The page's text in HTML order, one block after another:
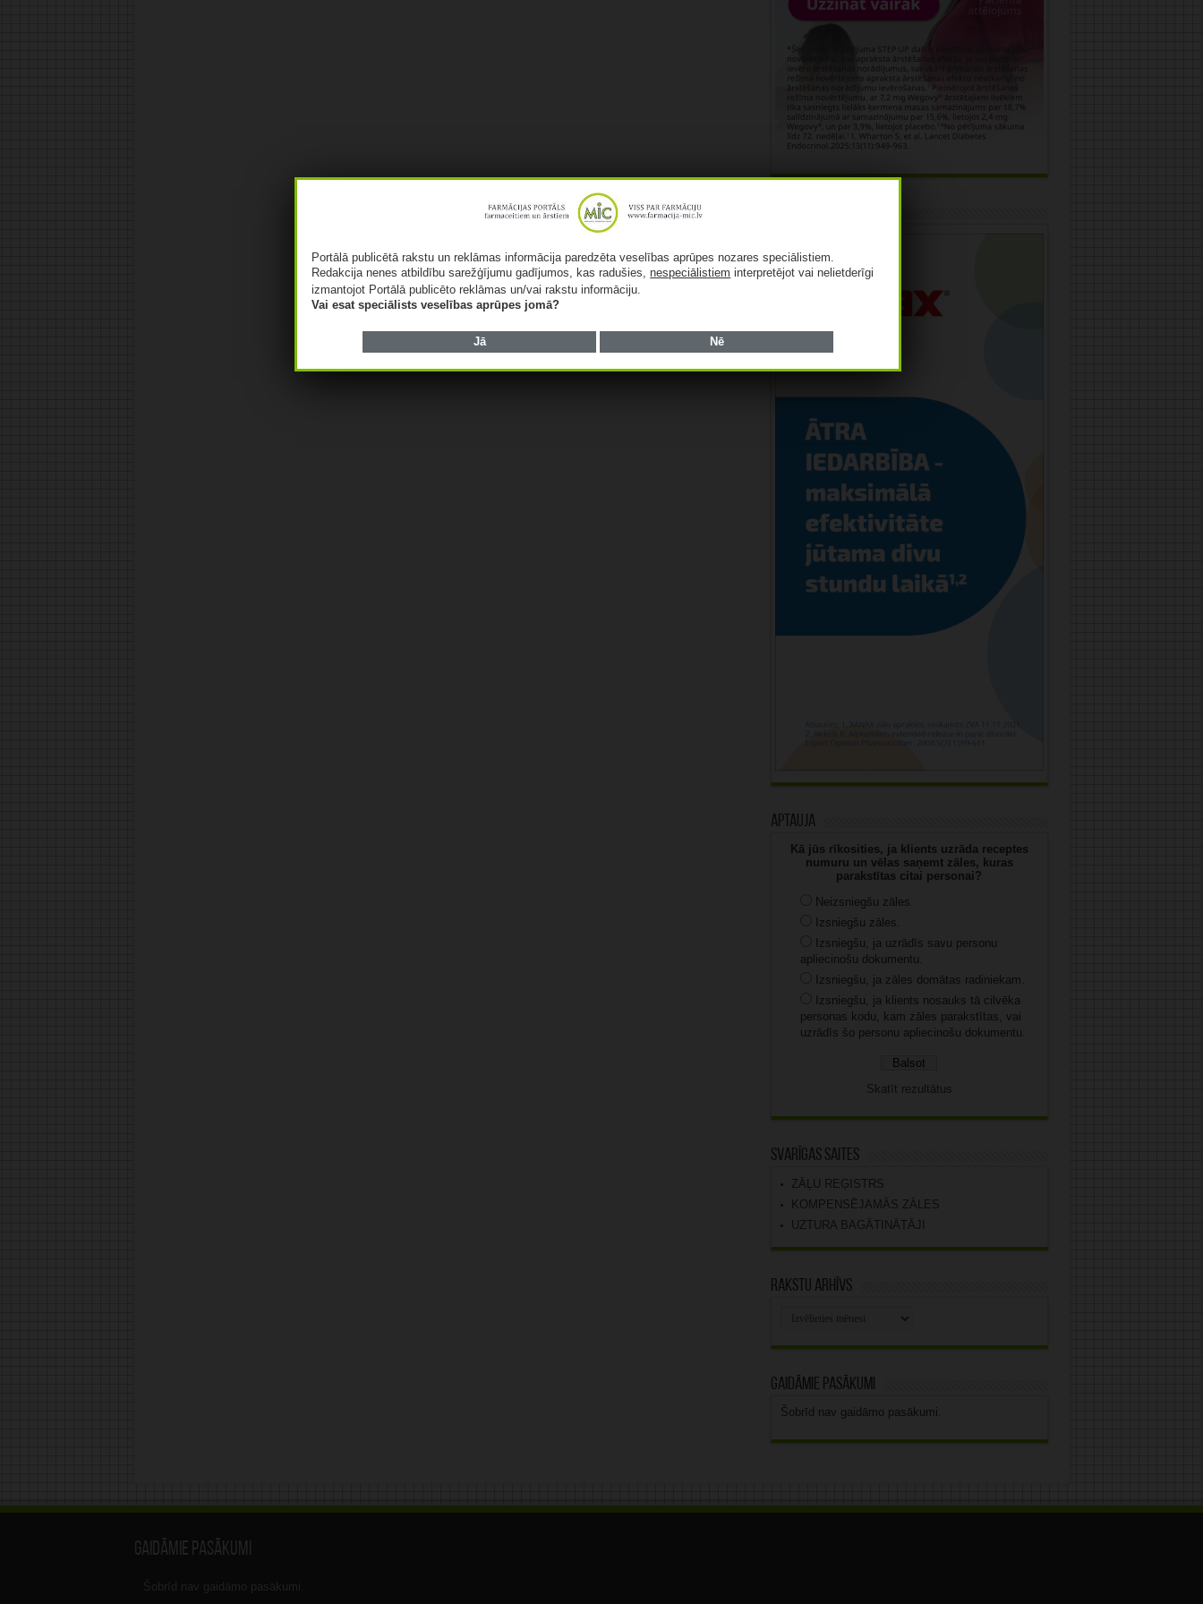
Aptauja
Kā jūs rīkosities, ja klients uzrāda receptes
numuru un vēlas saņemt zāles, kuras
parakstītas citai personai?
Neizsniegšu zāles.
Izsniegšu zāles.
Izsniegšu, ja uzrādīs savu personu
apliecinošu dokumentu.
Izsniegšu, ja zāles domātas radiniekam.
Izsniegšu, ja klients nosauks tā cilvēka
personas kodu, kam zāles parakstītas, vai
uzrādīs šo personu apliecinošu dokumentu.
Skatīt rezultātus
Svarīgas saites
ZĀĻU REĢISTRS
KOMPENSĒJAMĀS ZĀLES
UZTURA BAGĀTINĀTĀJI
Rakstu arhīvs
Gaidāmie pasākumi
Šobrīd nav gaidāmo pasākumi.
Gaidāmie pasākumi
Šobrīd nav gaidāmo pasākumi.
Portālā publicētā rakstu un reklāmas informācija paredzēta veselības aprūpes nozares speciālistiem.
Redakcija nenes atbildību sarežģījumu gadījumos, kas radušies,nespeciālistiem interpretējot vai nelietderīgi
izmantojot Portālā publicēto reklāmas un/vai rakstu informāciju.
Vai esat speciālists veselības aprūpes jomā?
Jā Nē